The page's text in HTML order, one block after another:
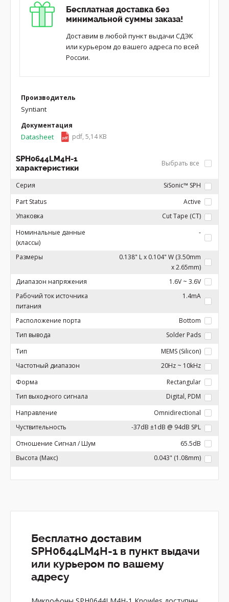
Бесплатная доставка без
минимальной суммы заказа!
Доставим в любой пункт выдачи СДЭК
или курьером до вашего адреса по всей
России.
Производитель
Syntiant
Документация
Datasheet pdf, 5,14 KB
SPH0644LM4H-1
характеристики
Выбрать все
Серия
SiSonic™ SPH
Part Status
Active
Упаковка
Cut Tape (CT)
Номинальные данные
(классы)
-
Размеры
0.138" L x 0.104" W (3.50mm
x 2.65mm)
Диапазон напряжения
1.6V ~ 3.6V
Рабочий ток источника
питания
1.4mA
Расположение порта
Bottom
Тип вывода
Solder Pads
Тип
MEMS (Silicon)
Частотный диапазон
20Hz ~ 10kHz
Форма
Rectangular
Тип выходного сигнала
Digital, PDM
Направление
Omnidirectional
Чуствительность
-37dB ±1dB @ 94dB SPL
Отношение Сигнал / Шум
65.5dB
Высота (Макс)
0.043" (1.08mm)
Бесплатно доставим
SPH0644LM4H-1 в пункт выдачи
или курьером по вашему
адресу